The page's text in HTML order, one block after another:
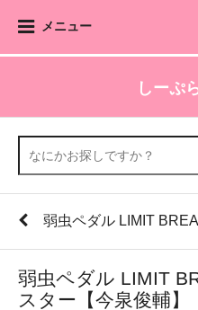
メニュー
しーぷ
弱虫ペダル LIMIT
弱虫ペダル LIMIT
スター【今泉俊輔】